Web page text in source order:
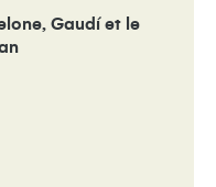
Gaudí et le